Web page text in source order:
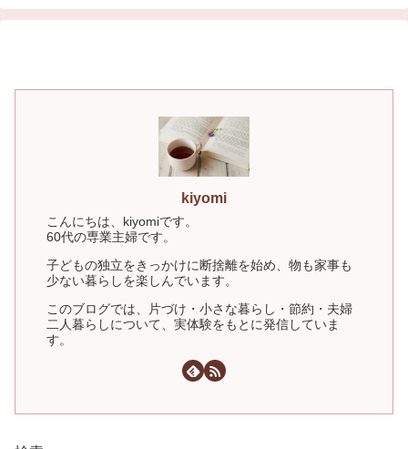
kiyomi
こんにちは、kiyomiです。
60代の専業主婦です。
子どもの独立をきっかけに断捨離を始め、物も家事も
少ない暮らしを楽しんでいます。
このブログでは、片づけ・小さな暮らし・節約・夫婦
二人暮らしについて、実体験をもとに発信していま
す。